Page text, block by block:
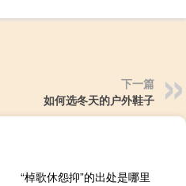
下一篇
如何选冬天的户外鞋子
“棹歌休怨抑”的出处是哪里